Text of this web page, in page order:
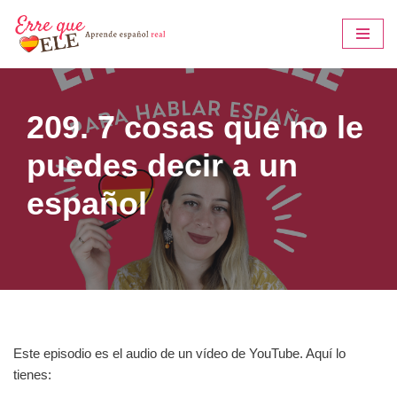
Saltar
al
contenido
209. 7 cosas que no le
puedes decir a un
español
Este episodio es el audio de un vídeo de YouTube. Aquí lo
tienes: